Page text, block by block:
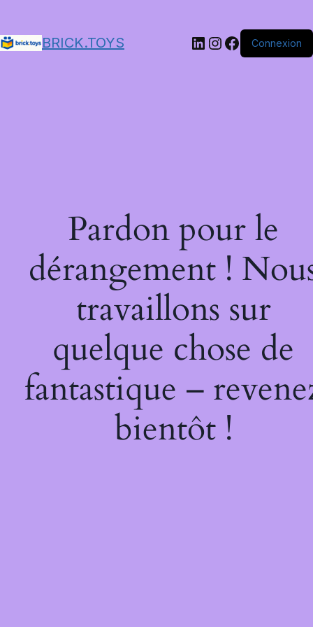
BRICK.TOYS LinkedIn
Instagram
Facebook
Connexion
Pardon pour le
dérangement !
travaillons sur
quelque chose de
fantastique –
bientôt !